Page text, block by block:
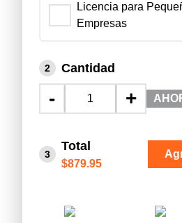
Licencia para
Empresas
2 Cantidad
- +
3
Total
$879.95